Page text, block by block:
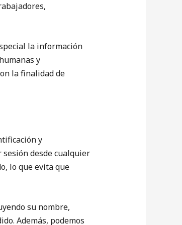
la información
y
la finalidad de
y
desde cualquier
lo que evita que
su nombre,
Además, podemos